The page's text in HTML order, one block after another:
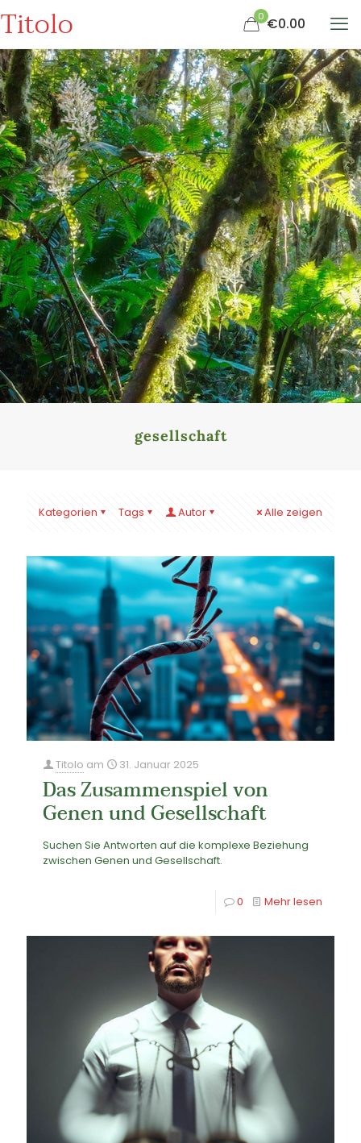
Titolo 0 €0.00
gesellschaft
Kategorien Tags Autor Alle zeigen
Titolo am 31. Januar 2025
Das Zusammenspiel von
Genen und Gesellschaft
Suchen Sie Antworten auf die komplexe Beziehung
zwischen Genen und Gesellschaft.
0 Mehr lesen